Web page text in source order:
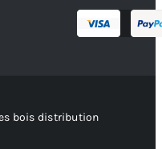
bois distribution